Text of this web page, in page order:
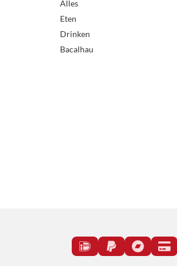
Alles
Eten
Drinken
Bacalhau